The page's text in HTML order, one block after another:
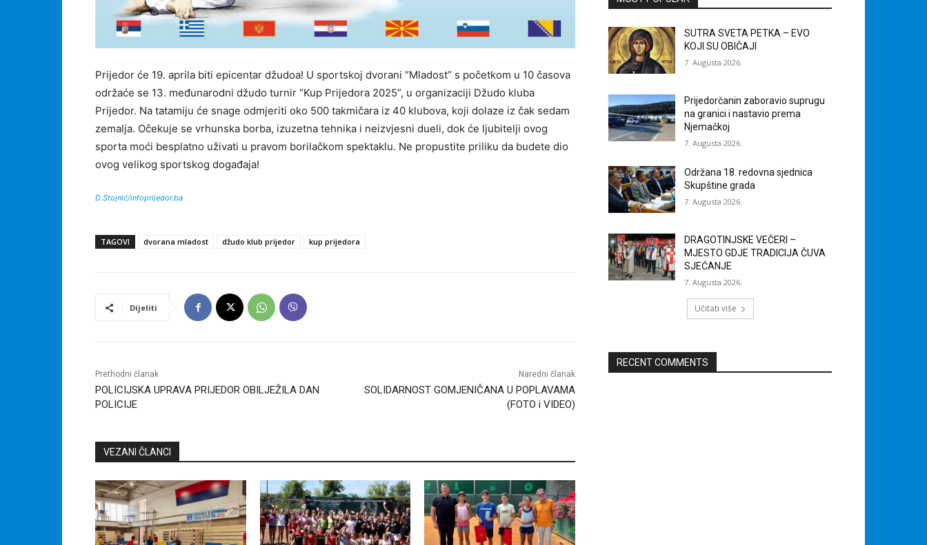
Prijedor će 19. aprila biti epicentar džudoa! U sportskoj dvorani “Mladost” s početkom u 10 časova
održaće se 13. međunarodni džudo turnir “Kup Prijedora 2025”, u organizaciji Džudo kluba
Prijedor. Na tatamiju će snage odmjeriti oko 500 takmičara iz 40 klubova, koji dolaze iz čak sedam
zemalja. Očekuje se vrhunska borba, izuzetna tehnika i neizvjesni dueli, dok će ljubitelji ovog
sporta moći besplatno uživati u pravom borilačkom spektaklu. Ne propustite priliku da budete dio
ovog velikog sportskog događaja!
D.Stojnić/infoprijedor.ba
TAGOVI dvorana mladost džudo klub prijedor kup prijedora
Dijeliti
Prethodni članak
POLICIJSKA UPRAVA PRIJEDOR OBILJEŽILA DAN
POLICIJE
Naredni članak
SOLIDARNOST GOMJENIČANA U POPLAVAMA
(FOTO i VIDEO)
VEZANI ČLANCI
SUTRA SVETA PETKA – EVO
KOJI SU OBIČAJI
7. Augusta 2026.
Prijedorčanin zaboravio suprugu
na granici i nastavio prema
Njemačkoj
7. Augusta 2026.
Održana 18. redovna sjednica
Skupštine grada
7. Augusta 2026.
DRAGOTINJSKE VEČERI –
MJESTO GDJE TRADICIJA ČUVA
SJEĆANJE
7. Augusta 2026.
Učitati više
RECENT COMMENTS